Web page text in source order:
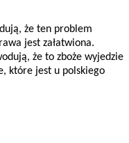
że ten problem
jest załatwiona.
że to zboże wyjedzie
które jest u polskiego